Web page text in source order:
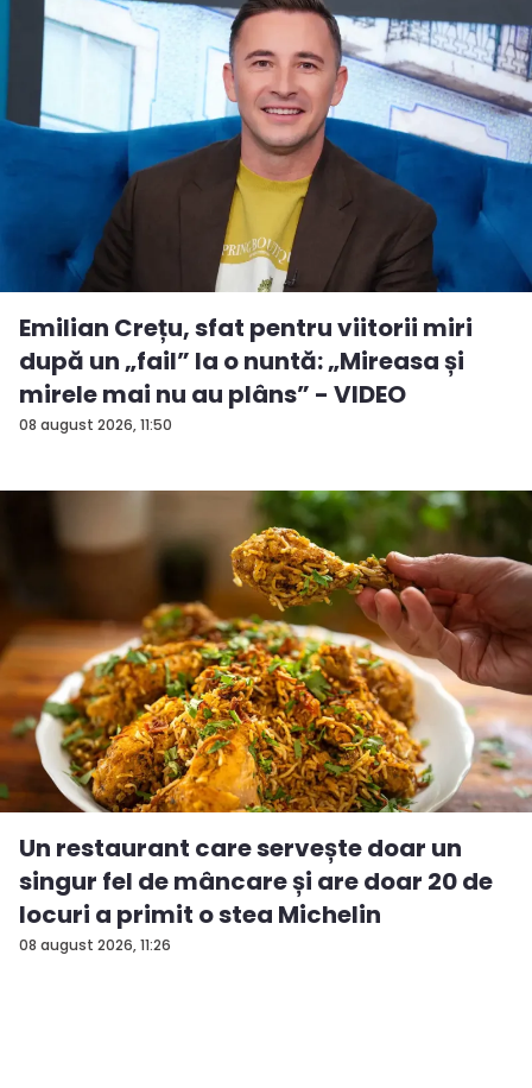
08 august 2026, 11:50
Emilian Crețu, sfat pentru viitorii miri
după un „fail” la o nuntă: „Mireasa și
mirele mai nu au plâns” - VIDEO
08 august 2026, 11:26
Un restaurant care servește doar un
singur fel de mâncare și are doar 20 de
locuri a primit o stea Michelin